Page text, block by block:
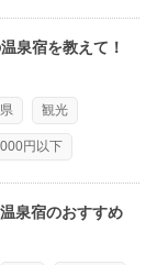
泉宿を教えて！
観光
円以下
泉宿のおすすめ